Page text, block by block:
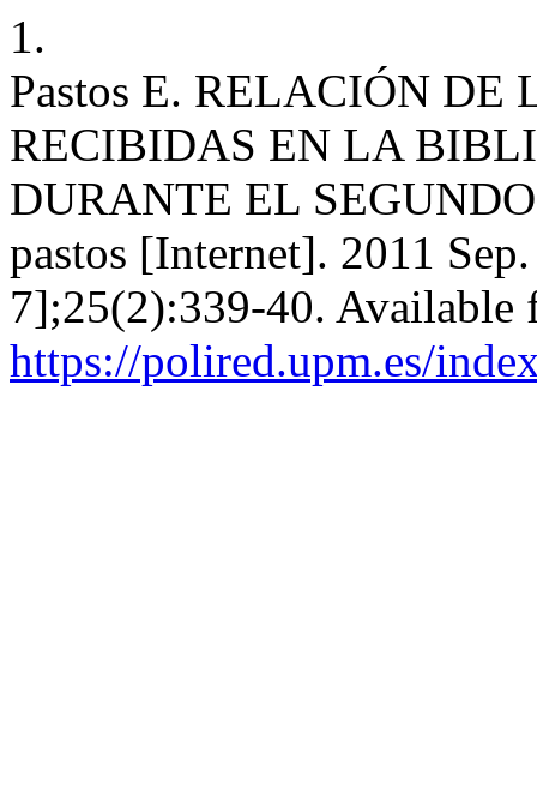
1.
Pastos E. RELACIÓN DE
RECIBIDAS EN LA
DURANTE EL
pastos [Internet]. 2011
7];25(2):339-40. Available
https://polired.upm.es/